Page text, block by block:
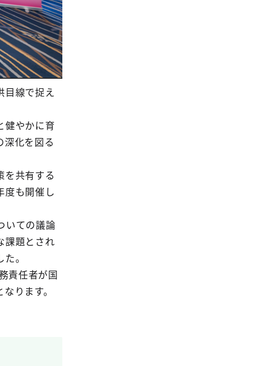
目線で捉え
健やかに育
深化を図る
を共有する
度も開催し
いての議論
課題とされ
。
責任者が国
ります。